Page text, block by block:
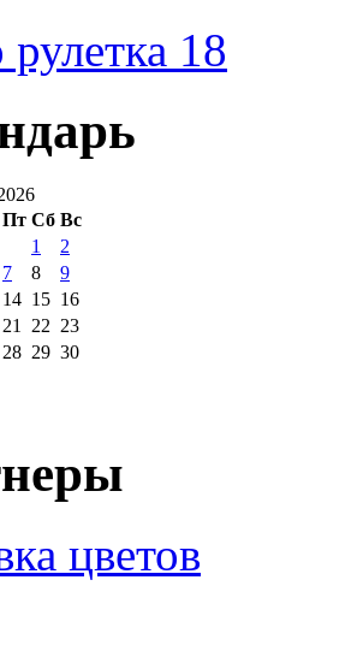
18
Пт Сб Вс
1
2
7 8
9
14 15 16
21 22 23
28 29 30
цветов